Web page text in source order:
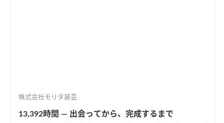
株式会社モリタ装芸
13,392時間 ― 出会ってから、完成するまで